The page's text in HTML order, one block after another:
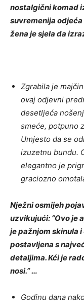
nostalgični komad
suvremenija
žena je sjela da
Zgrabila je
ovaj odjevni
desetljeća
smeće, potpuno
Umjesto da se
izuzetnu bundu.
elegantno je
graciozno
Nježni osmijeh
uzvikujući: “Ovo je
je pažnjom skinula
postavljena s
detaljima. Kći je
nosi.” …
Godinu dana